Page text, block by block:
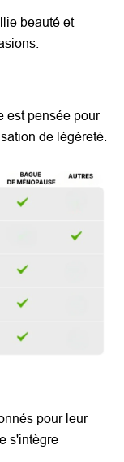
beauté et
est pensée pour
de légèreté.
pour leur
s'intègre